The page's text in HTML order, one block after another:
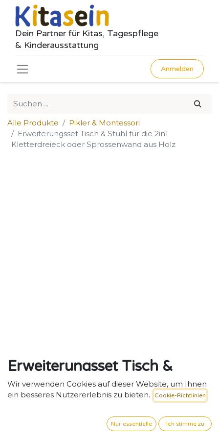
Dein Partner für Kitas, Tagespflege
& Kinderausstattung
Anmelden
Alle Produkte
Pikler & Montessori
Erweiterungsset Tisch & Stuhl für die 2in1
Kletterdreieck oder Sprossenwand aus Holz
Erweiterungsset Tisch &
Stuhl für die 2in1
Kletterdreieck oder
Sprossenwand aus Holz
Wir verwenden Cookies auf dieser Website, um Ihnen
ein besseres Nutzererlebnis zu bieten.
Cookie-Richtlinien
Nur essentielle Ich stimme zu